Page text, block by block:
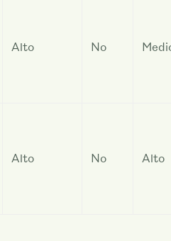
Alto No
Alto No Alto